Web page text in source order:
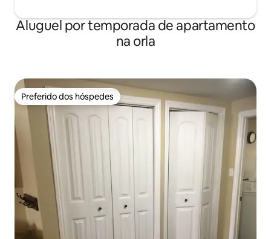
Aluguel por temporada de apartamento
na orla
Preferido dos hóspedes
Preferido dos hóspedes